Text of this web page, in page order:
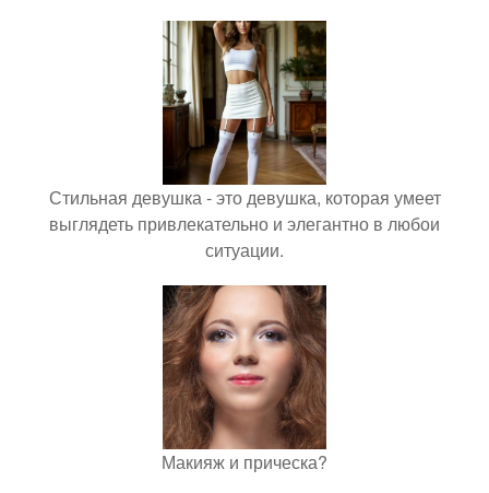
Стильная девушка - это девушка, которая умеет
выглядеть привлекательно и элегантно в любои
ситуации.
Макияж и прическа?